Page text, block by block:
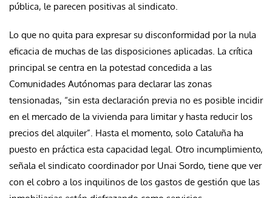
pública, le parecen positivas al sindicato.
Lo que no quita para expresar su disconformidad por la nula
eficacia de muchas de las disposiciones aplicadas. La crítica
principal se centra en la potestad concedida a las
Comunidades Autónomas para declarar las zonas
tensionadas, “sin esta declaración previa no es posible incidir
en el mercado de la vivienda para limitar y hasta reducir los
precios del alquiler”. Hasta el momento, solo Cataluña ha
puesto en práctica esta capacidad legal. Otro incumplimiento,
señala el sindicato coordinador por Unai Sordo, tiene que ver
con el cobro a los inquilinos de los gastos de gestión que las